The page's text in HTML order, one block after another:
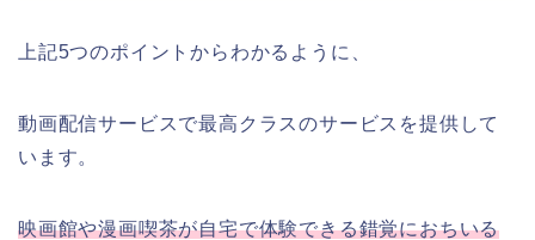
上記5つのポイントからわかるように、
動画配信サービスで最高クラスのサービスを提供して
います。
映画館や漫画喫茶が自宅で体験できる錯覚におちいる